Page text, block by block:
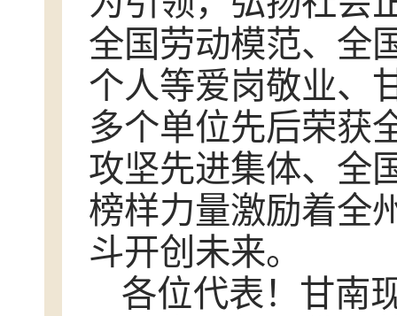
全国劳动模范、全
个人等爱岗敬业、
多个单位先后荣获
攻坚先进集体、全
榜样力量激励着全
斗开创未来。
各位代表！甘南